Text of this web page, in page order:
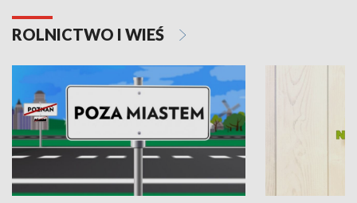
ROLNICTWO I WIEŚ